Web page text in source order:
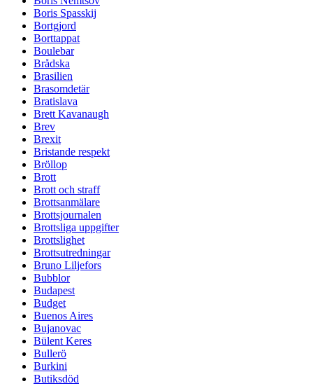
Boris Spasskij
Bortgjord
Borttappat
Boulebar
Brådska
Brasilien
Brasomdetär
Bratislava
Brett Kavanaugh
Brev
Brexit
Bristande respekt
Bröllop
Brott
Brott och straff
Brottsanmälare
Brottsjournalen
Brottsliga uppgifter
Brottslighet
Brottsutredningar
Bruno Liljefors
Bubblor
Budapest
Budget
Buenos Aires
Bujanovac
Bülent Keres
Bullerö
Burkini
Butiksdöd